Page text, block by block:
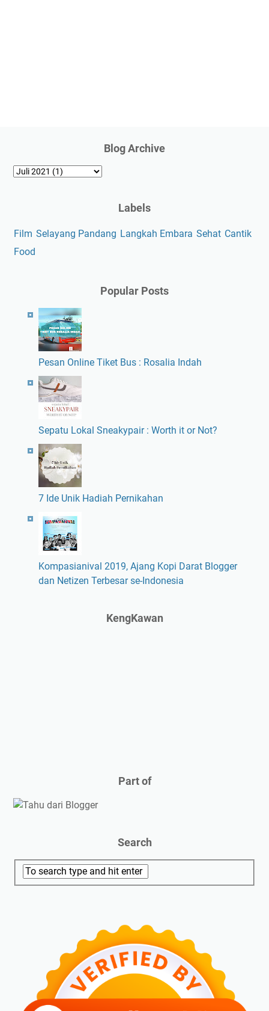
Blog Archive
Labels
Film Selayang Pandang Langkah Embara Sehat Cantik
Food
Popular Posts
Pesan Online Tiket Bus : Rosalia Indah
Sepatu Lokal Sneakypair : Worth it or Not?
7 Ide Unik Hadiah Pernikahan
Kompasianival 2019, Ajang Kopi Darat Blogger
dan Netizen Terbesar se-Indonesia
KengKawan
Part of
Search